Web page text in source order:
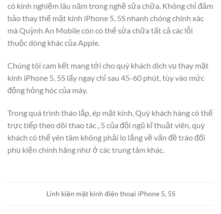
có kinh nghiệm lâu năm trong nghề sửa chữa. Không chỉ đảm
bảo thay thế mặt kính iPhone 5, 5S nhanh chóng chính xác
mà Quỳnh An Mobile còn có thể sửa chữa tất cả các lỗi
thuộc dòng khác của Apple.
Chúng tôi cam kết mang tới cho quý khách dịch vụ thay mặt
kính iPhone 5, 5S lấy ngay chỉ sau 45-60 phút, tùy vào mức
động hỏng hóc của máy.
Trong quá trình tháo lắp, ép mặt kính, Quý khách hàng có thể
trực tiếp theo dõi thao tác , 5 của đội ngũ kĩ thuật viên, quý
khách có thể yên tâm không phải lo lắng về vấn đề tráo đổi
phụ kiện chính hãng như ở các trung tâm khác.
Linh kiện mặt kính điện thoại iPhone 5, 5S